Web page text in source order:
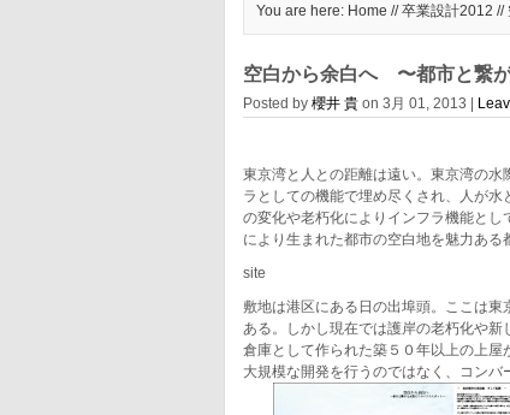
You are here: Home //卒業設計2012 //
空白から余白へ 〜都市と繋
Posted by 櫻井 貴 on 3月 01, 2013 |
東京湾と人との距離は遠い。東京湾の
ラとしての機能で埋め尽くされ、人が
の変化や老朽化によりインフラ機能と
により生まれた都市の空白地を魅力ある
site
敷地は港区にある日の出埠頭。ここは
ある。しかし現在では護岸の老朽化や
倉庫として作られた築５０年以上の上
大規模な開発を行うのではなく、コンバ